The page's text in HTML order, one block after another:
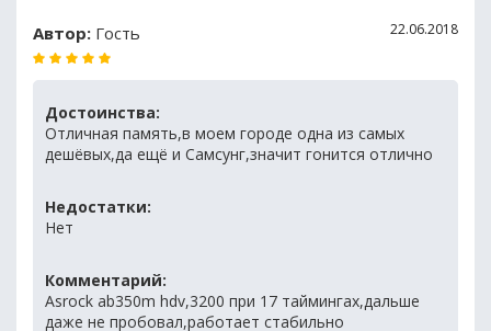
Автор: Гость 22.06.2018
Достоинства:
Отличная память,в моем городе одна из самых
дешёвых,да ещё и Самсунг,значит гонится отлично
Недостатки:
Нет
Комментарий:
Asrock ab350m hdv,3200 при 17 таймингах,дальше
даже не пробовал,работает стабильно